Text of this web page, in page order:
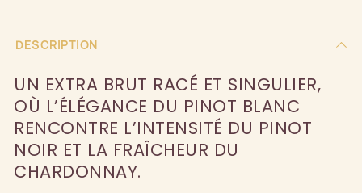
DESCRIPTION
UN EXTRA BRUT RACÉ ET SINGULIER,
OÙ L’ÉLÉGANCE DU PINOT BLANC
RENCONTRE L’INTENSITÉ DU PINOT
NOIR ET LA FRAÎCHEUR DU
CHARDONNAY.